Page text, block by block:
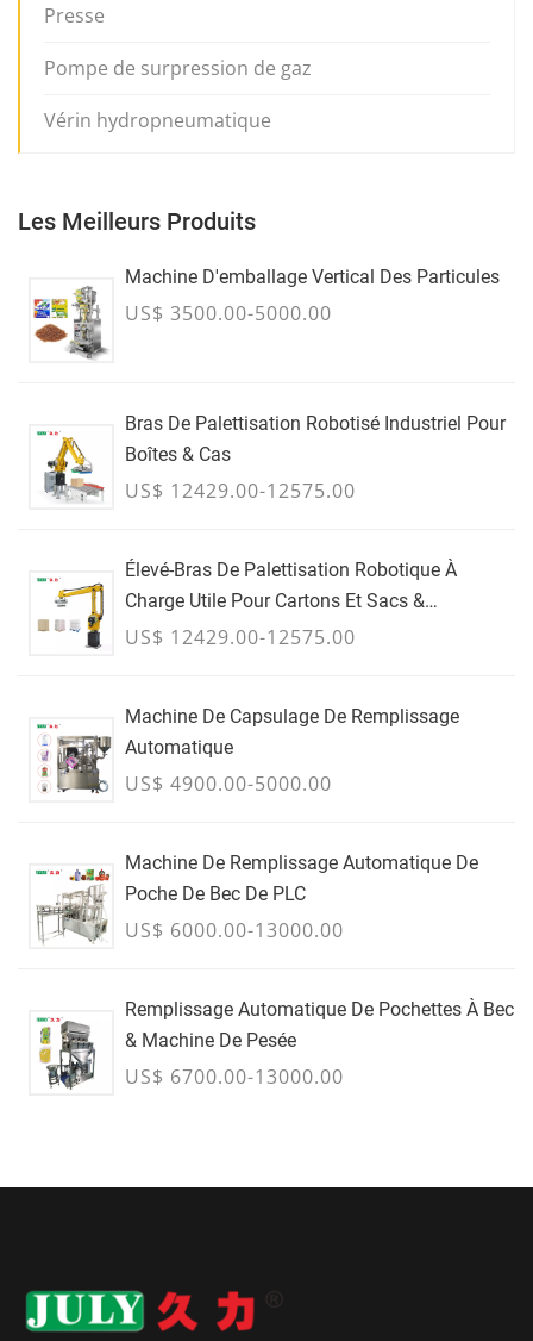
Presse
Pompe de surpression de gaz
Vérin hydropneumatique
Les Meilleurs Produits
Machine D'emballage Vertical Des Particules
US$ 3500.00-5000.00
Bras De Palettisation Robotisé Industriel Pour
Boîtes & Cas
US$ 12429.00-12575.00
Élevé-Bras De Palettisation Robotique À
Charge Utile Pour Cartons Et Sacs &
Conteneurs En Vrac - JUILLET
US$ 12429.00-12575.00
Machine De Capsulage De Remplissage
Automatique
US$ 4900.00-5000.00
Machine De Remplissage Automatique De
Poche De Bec De PLC
US$ 6000.00-13000.00
Remplissage Automatique De Pochettes À Bec
& Machine De Pesée
US$ 6700.00-13000.00